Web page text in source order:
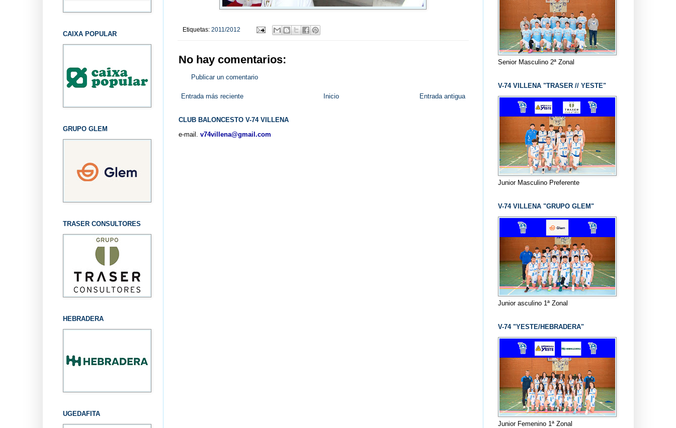
Etiquetas: 2011/2012
No hay comentarios:
Publicar un comentario
Entrada más reciente Entrada antigua
Inicio
CLUB BALONCESTO V-74 VILLENA
e-mail. v74villena@gmail.com
CAIXA POPULAR
GRUPO GLEM
TRASER CONSULTORES
HEBRADERA
UGEDAFITA
Senior Masculino 2ª Zonal
V-74 VILLENA "TRASER // YESTE"
Junior Masculino Preferente
V-74 VILLENA "GRUPO GLEM"
Junior asculino 1ª Zonal
V-74 "YESTE/HEBRADERA"
Junior Femenino 1ª Zonal